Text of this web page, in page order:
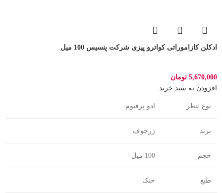
ادکلن کازاموراتی کواترو پیزی شرکت پنسیس 100 میل
5,670,000 تومان
افزودن به سبد خرید
نوع عطر ادو پرفیوم
برند زرجوف
حجم 100 میل
طبع خنک